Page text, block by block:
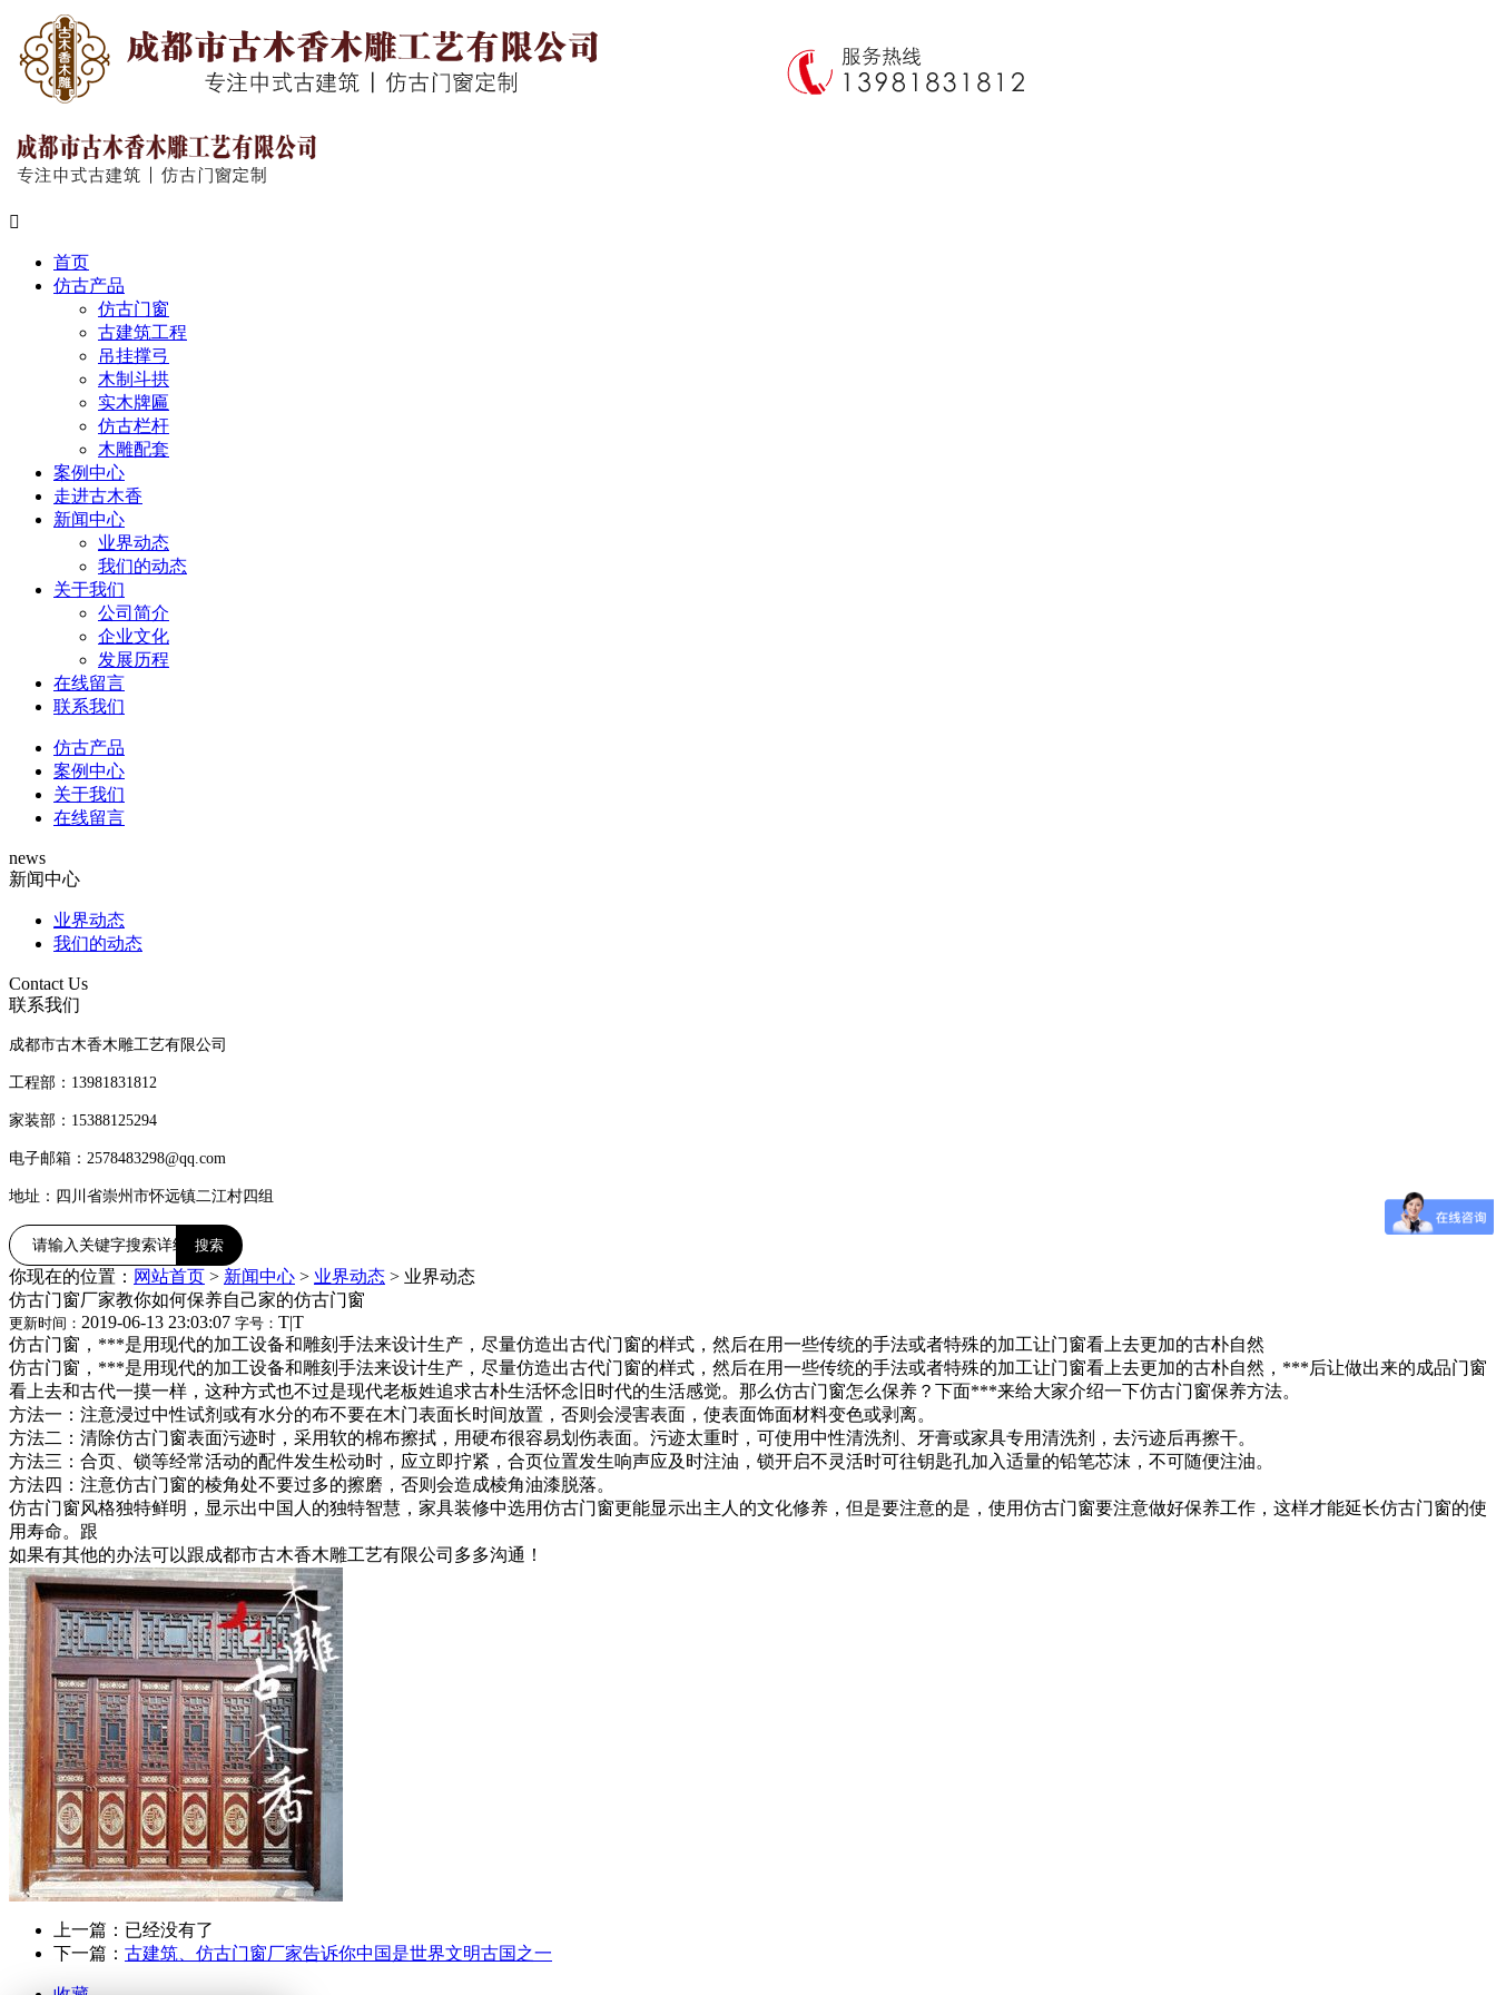

首页
仿古产品
仿古门窗
古建筑工程
吊挂撑弓
木制斗拱
实木牌匾
仿古栏杆
木雕配套
案例中心
走进古木香
新闻中心
业界动态
我们的动态
关于我们
公司简介
企业文化
发展历程
在线留言
联系我们
仿古产品
案例中心
关于我们
在线留言
news
新闻中心
业界动态
我们的动态
Contact Us
联系我们
成都市古木香木雕工艺有限公司
工程部：13981831812
家装部：15388125294
电子邮箱：2578483298@qq.com
地址：四川省崇州市怀远镇二江村四组
你现在的位置： 网站首页 > 新闻中心 > 业界动态 > 业界动态
仿古门窗厂家教你如何保养自己家的仿古门窗
更新时间： 2019-06-13 23:03:07 字号： T|T
仿古门窗，***是用现代的加工设备和雕刻手法来设计生产，尽量仿造出古代门窗的样式，然后在用一些传统的手法或者特殊的加工让门窗看上去更加的古朴自然
仿古门窗，***是用现代的加工设备和雕刻手法来设计生产，尽量仿造出古代门窗的样式，然后在用一些传统的手法或者特殊的加工让门窗看上去更加的古朴自然，***后让做出来的成品门窗
看上去和古代一摸一样，这种方式也不过是现代老板姓追求古朴生活怀念旧时代的生活感觉。那么仿古门窗怎么保养？下面***来给大家介绍一下仿古门窗保养方法。
方法一：注意浸过中性试剂或有水分的布不要在木门表面长时间放置，否则会浸害表面，使表面饰面材料变色或剥离。
方法二：清除仿古门窗表面污迹时，采用软的棉布擦拭，用硬布很容易划伤表面。污迹太重时，可使用中性清洗剂、牙膏或家具专用清洗剂，去污迹后再擦干。
方法三：合页、锁等经常活动的配件发生松动时，应立即拧紧，合页位置发生响声应及时注油，锁开启不灵活时可往钥匙孔加入适量的铅笔芯沫，不可随便注油。
方法四：注意仿古门窗的棱角处不要过多的擦磨，否则会造成棱角油漆脱落。
仿古门窗风格独特鲜明，显示出中国人的独特智慧，家具装修中选用仿古门窗更能显示出主人的文化修养，但是要注意的是，使用仿古门窗要注意做好保养工作，这样才能延长仿古门窗的使
用寿命。跟
如果有其他的办法可以跟成都市古木香木雕工艺有限公司多多沟通！
上一篇：已经没有了
下一篇： 古建筑、仿古门窗厂家告诉你中国是世界文明古国之一